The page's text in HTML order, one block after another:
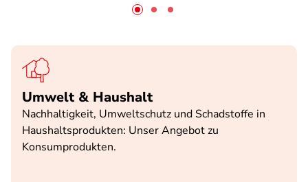
Umwelt & Haushalt
Nachhaltigkeit, Umweltschutz und Schadstoffe in
Haushaltsprodukten: Unser Angebot zu
Konsumprodukten.